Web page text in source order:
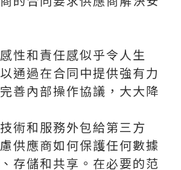
性和責任感似乎令人生
通過在合同中提供強有力
善內部操作協議，大大降
術和服務外包給第三方
供應商如何保護任何數據
存儲和共享。在必要的范